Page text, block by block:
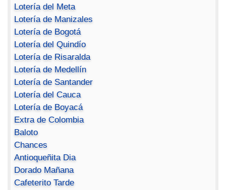
Lotería del Meta
Lotería de Manizales
Lotería de Bogotá
Lotería del Quindío
Lotería de Risaralda
Lotería de Medellín
Lotería de Santander
Lotería del Cauca
Lotería de Boyacá
Extra de Colombia
Baloto
Chances
Antioqueñita Dia
Dorado Mañana
Cafeterito Tarde